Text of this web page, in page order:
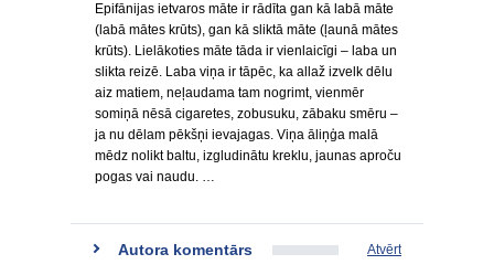
Epifānijas ietvaros māte ir rādīta gan kā labā māte
(labā mātes krūts), gan kā sliktā māte (ļaunā mātes
krūts). Lielākoties māte tāda ir vienlaicīgi – laba un
slikta reizē. Laba viņa ir tāpēc, ka allaž izvelk dēlu
aiz matiem, neļaudama tam nogrimt, vienmēr
somiņā nēsā cigaretes, zobusuku, zābaku smēru –
ja nu dēlam pēkšņi ievajagas. Viņa āliņģa malā
mēdz nolikt baltu, izgludinātu kreklu, jaunas aproču
pogas vai naudu. …
Autora komentārs Atvērt